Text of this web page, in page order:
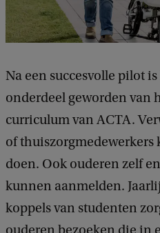
Na een succesvolle pilot
onderdeel geworden van
curriculum van ACTA.
of
doen. Ook ouderen zelf
kunnen aanmelden.
koppels van studenten